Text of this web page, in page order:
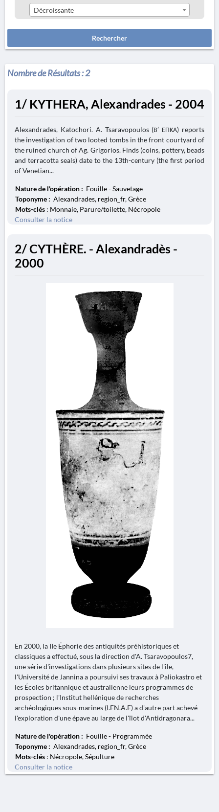
Décroissante
Rechercher
Nombre de Résultats :2
1/ KYTHERA, Alexandrades - 2004
Alexandrades, Katochori. A. Tsaravopoulos (Β’ ΕΠΚΑ) reports
the investigation of two looted tombs in the front courtyard of
the ruined church of Ag. Grigorios. Finds (coins, pottery, beads
and terracotta seals) date to the 13th-century (the first period
of Venetian...
Nature de l'opération : Fouille - Sauvetage
Toponyme : Alexandrades, region_fr, Grèce
Mots-clés : Monnaie, Parure/toilette, Nécropole
Consulter la notice
2/ CYTHÈRE. - Alexandradès -
2000
En 2000, la IIe Éphorie des antiquités préhistoriques et
classiques a effectué, sous la direction d'A. Tsaravopoulos7,
une série d'investigations dans plusieurs sites de l'île,
l'Université de Jannina a poursuivi ses travaux à Paliokastro et
les Écoles britannique et australienne leurs programmes de
prospection ; l'Institut hellénique de recherches
archéologiques sous-marines (I.EN.A.E) a d'autre part achevé
l'exploration d'une épave au large de l'îlot d'Antidragonara...
Nature de l'opération : Fouille - Programmée
Toponyme : Alexandrades, region_fr, Grèce
Mots-clés : Nécropole, Sépulture
Consulter la notice